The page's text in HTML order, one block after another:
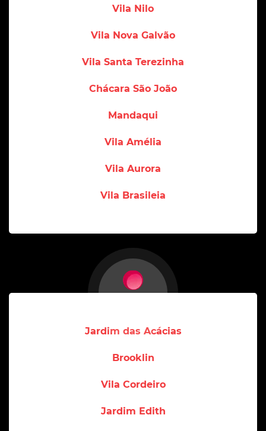
Vila Nilo
Vila Nova Galvão
Vila Santa Terezinha
Chácara São João
Mandaqui
Vila Amélia
Vila Aurora
Vila Brasileia
Jardim das Acácias
Brooklin
Vila Cordeiro
Jardim Edith